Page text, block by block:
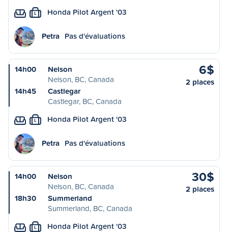
L Honda Pilot Argent '03
Petra Pas d'évaluations
14h00
Nelson
Nelson, BC, Canada
14h45
Castlegar
Castlegar, BC, Canada
6$
2 places
L Honda Pilot Argent '03
Petra Pas d'évaluations
14h00
Nelson
Nelson, BC, Canada
18h30
Summerland
Summerland, BC, Canada
30$
2 places
L Honda Pilot Argent '03